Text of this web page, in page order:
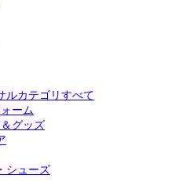
ルカテゴリすべて
ーム
グッズ
シューズ